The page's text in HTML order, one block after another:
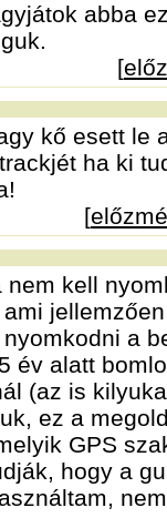
abba
[
kő esett le
ha ki
[
nem kell
a
év alatt
(az is
ez a
GPS
hogy a